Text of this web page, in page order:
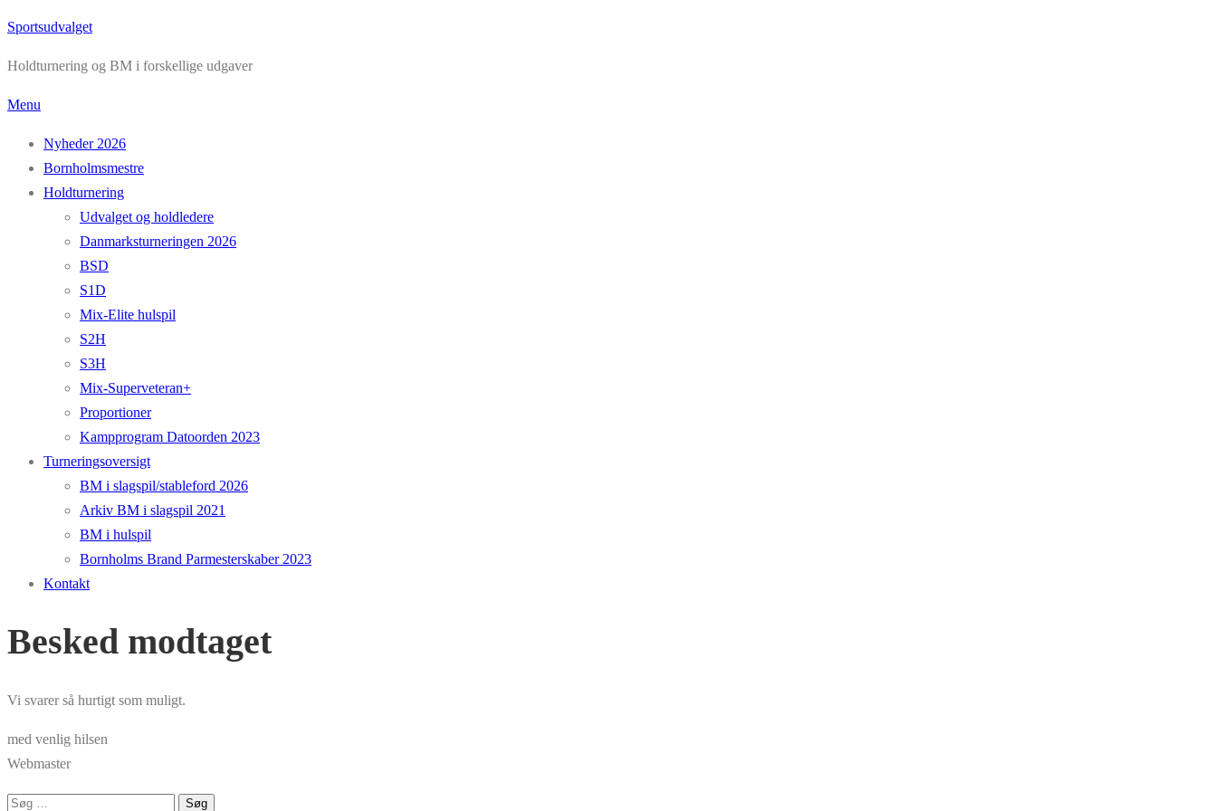
Spring
indhold
Sportsudvalget
Holdturnering og BM i forskellige udgaver
Menu
Nyheder 2026
Bornholmsmestre
Holdturnering
Udvalget og holdledere
Danmarksturneringen 2026
BSD
S1D
Mix-Elite hulspil
S2H
S3H
Mix-Superveteran+
Proportioner
Kampprogram Datoorden 2023
Turneringsoversigt
BM i slagspil/stableford 2026
Arkiv BM i slagspil 2021
BM i hulspil
Bornholms Brand Parmesterskaber 2023
Kontakt
Besked modtaget
Vi svarer så hurtigt som muligt.
med venlig hilsen
Webmaster
Søg